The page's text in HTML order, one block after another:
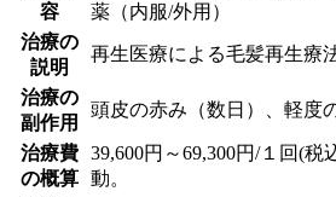
容
薬（内服/外用）
治療の
説明
再生医療による毛髪再生療法
治療の
副作用
頭皮の赤み（数日）、軽度
治療費
の概算
39,600円～69,300円/１回(
動。